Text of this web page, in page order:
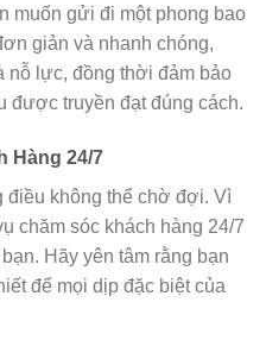
muốn gửi đi một phong bao
giản và nhanh chóng,
nỗ lực, đồng thời đảm bảo
được truyền đạt đúng cách.
Hàng 24/7
điều không thể chờ đợi. Vì
chăm sóc khách hàng 24/7
Hãy yên tâm rằng bạn
để mọi dịp đặc biệt của